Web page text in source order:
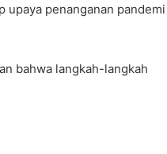
upaya penanganan pandemi
bahwa langkah-langkah